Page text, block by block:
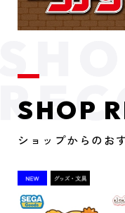
SHOP
ショップからのお